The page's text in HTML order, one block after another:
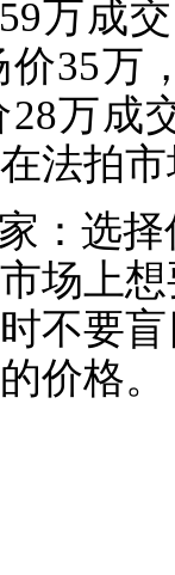
万成
35万
万成
法拍
：选
场上
不要
价格。